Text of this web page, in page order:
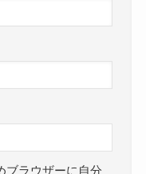
ブラウザーに自分